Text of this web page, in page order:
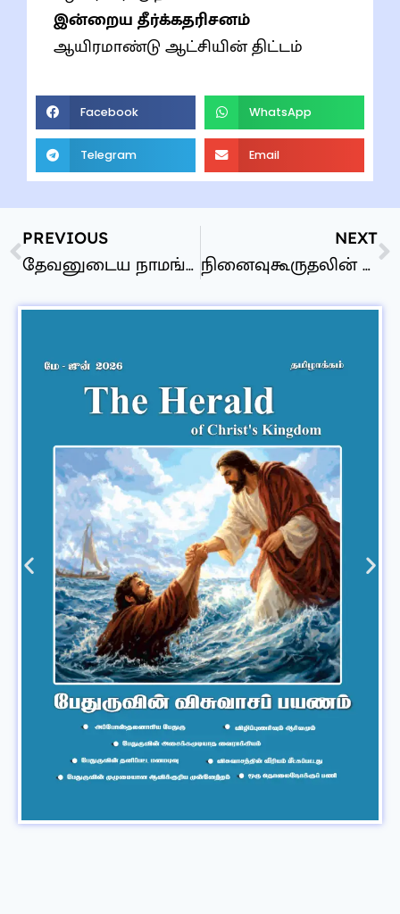
இன்றைய தீர்க்கதரிசனம்
ஆயிரமாண்டு ஆட்சியின் திட்டம்
Facebook WhatsApp
Telegram Email
PREVIOUS
தேவனுடைய நாமங்கள்
NEXT
நினைவுகூருதலின் கருத்தீடல்கள்